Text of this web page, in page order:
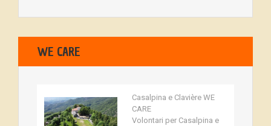
WE CARE
Casalpina e Clavière WE
CARE
Volontari per Casalpina e